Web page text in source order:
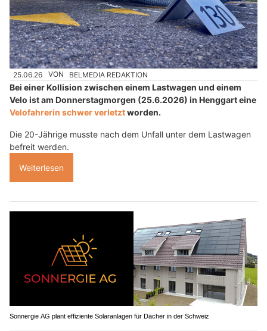
25.06.26 VON BELMEDIA REDAKTION
Bei einer Kollision zwischen einem Lastwagen und einem
Velo ist am Donnerstagmorgen (25.6.2026) in Henggart eine
Velofahrerin schwer verletztworden.
Die 20-Jährige musste nach dem Unfall unter dem Lastwagen
befreit werden.
Weiterlesen
Sonnergie AG plant effiziente Solaranlagen für Dächer in der Schweiz